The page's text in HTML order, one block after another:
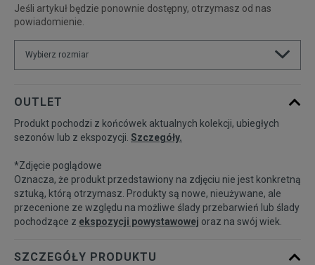
Jeśli artykuł będzie ponownie dostępny, otrzymasz od nas
powiadomienie.
Wybierz rozmiar
XS
Powiadom o
M
Powiadom o
dostępności
dostępności
OUTLET
Produkt pochodzi z końcówek aktualnych kolekcji, ubiegłych
sezonów lub z ekspozycji. Szczegóły.
*Zdjęcie poglądowe
Oznacza, że produkt przedstawiony na zdjęciu nie jest konkretną
sztuką, którą otrzymasz. Produkty są nowe, nieużywane, ale
przecenione ze względu na możliwe ślady przebarwień lub ślady
pochodzące z ekspozycji powystawowej oraz na swój wiek.
SZCZEGÓŁY PRODUKTU